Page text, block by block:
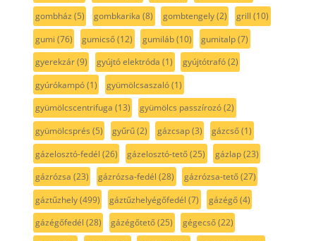
gombház (5) gombkarika (8) gombtengely(2) grill (10)
gumi (76) gumicső(12) gumiláb(10) gumitalp(7)
gyerekzár(9) gyújtó elektróda (1) gyújtótrafó(2)
gyúrókampó(1) gyümölcsaszaló(1)
gyümölcscentrifuga (13) gyümölcs passzírozó(2)
gyümölcsprés (5) gyűrű(2) gázcsap(3) gázcső(1)
gázelosztó-fedél (26) gázelosztó-tető(25) gázlap(23)
gázrózsa (23) gázrózsa-fedél (28) gázrózsa-tető(27)
gáztűzhely(499) gáztűzhelyégőfedél (7) gázégő(4)
gázégőfedél (28) gázégőtető(25) gégecső(22)